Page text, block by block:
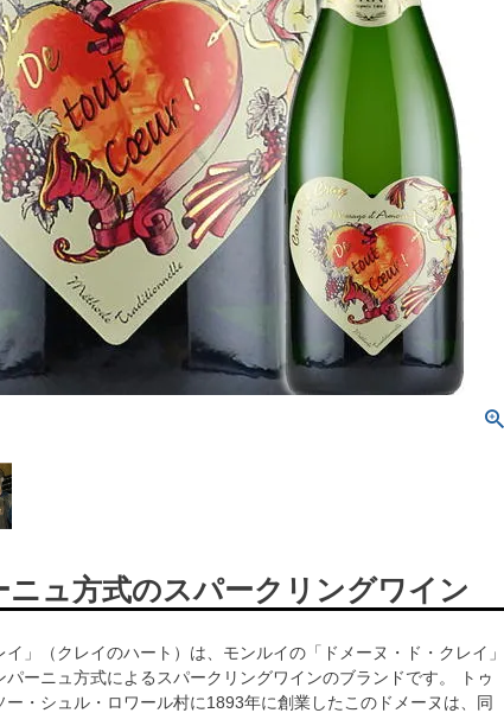
ニュ方式のスパークリングワイン
イ」（クレイのハート）は、モンルイの「ドメーヌ・ド・クレイ」
パーニュ方式によるスパークリングワインのブランドです。 トゥ
ー・シュル・ロワール村に1893年に創業したこのドメーヌは、同